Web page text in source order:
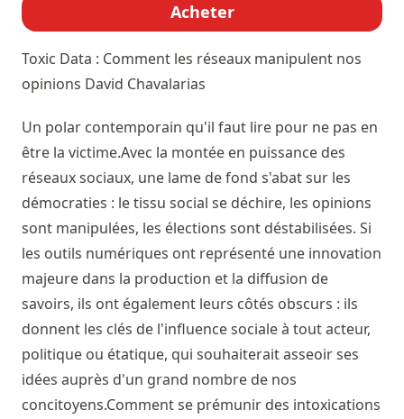
Acheter
Toxic Data : Comment les réseaux manipulent nos
opinions David Chavalarias
Un polar contemporain qu'il faut lire pour ne pas en
être la victime.Avec la montée en puissance des
réseaux sociaux, une lame de fond s'abat sur les
démocraties : le tissu social se déchire, les opinions
sont manipulées, les élections sont déstabilisées. Si
les outils numériques ont représenté une innovation
majeure dans la production et la diffusion de
savoirs, ils ont également leurs côtés obscurs : ils
donnent les clés de l'influence sociale à tout acteur,
politique ou étatique, qui souhaiterait asseoir ses
idées auprès d'un grand nombre de nos
concitoyens.Comment se prémunir des intoxications